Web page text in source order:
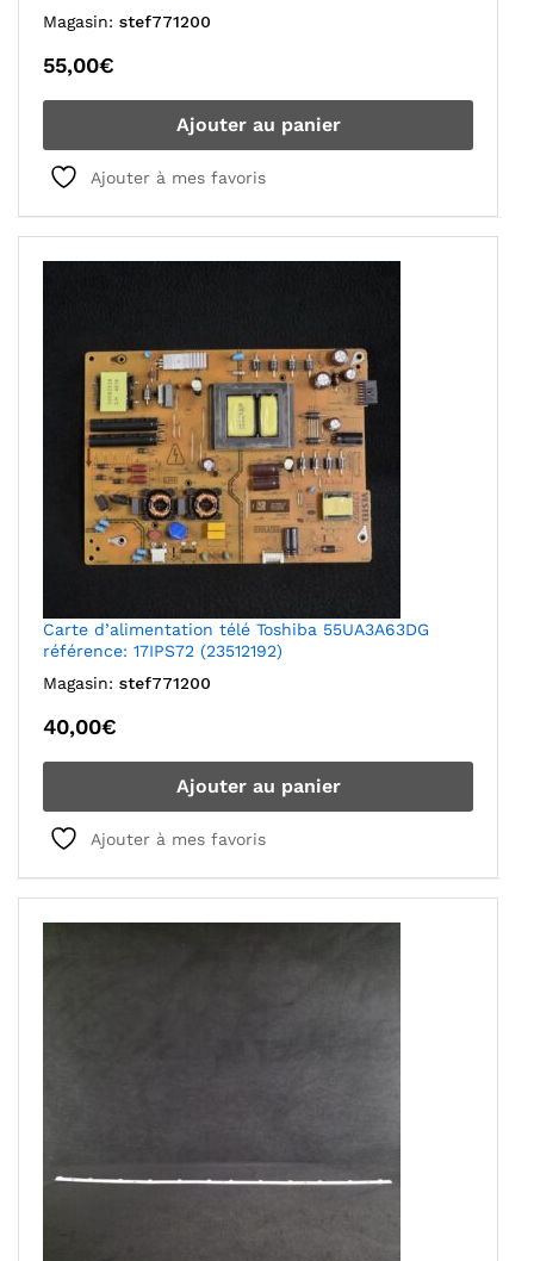
Magasin: stef771200
55,00€
Ajouter au panier
Ajouter à mes favoris
Carte d’alimentation télé Toshiba 55UA3A63DG
référence: 17IPS72 (23512192)
Magasin: stef771200
40,00€
Ajouter au panier
Ajouter à mes favoris